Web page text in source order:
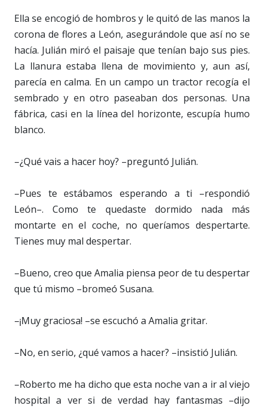
Ella se encogió de hombros y le quitó de las manos la
corona de flores a León, asegurándole que así no se
hacía. Julián miró el paisaje que tenían bajo sus pies.
La llanura estaba llena de movimiento y, aun así,
parecía en calma. En un campo un tractor recogía el
sembrado y en otro paseaban dos personas. Una
fábrica, casi en la línea del horizonte, escupía humo
blanco.
–¿Qué vais a hacer hoy? –preguntó Julián.
–Pues te estábamos esperando a ti –respondió
León–. Como te quedaste dormido nada más
montarte en el coche, no queríamos despertarte.
Tienes muy mal despertar.
–Bueno, creo que Amalia piensa peor de tu despertar
que tú mismo –bromeó Susana.
–¡Muy graciosa! –se escuchó a Amalia gritar.
–No, en serio, ¿qué vamos a hacer? –insistió Julián.
–Roberto me ha dicho que esta noche van a ir al viejo
hospital a ver si de verdad hay fantasmas –dijo